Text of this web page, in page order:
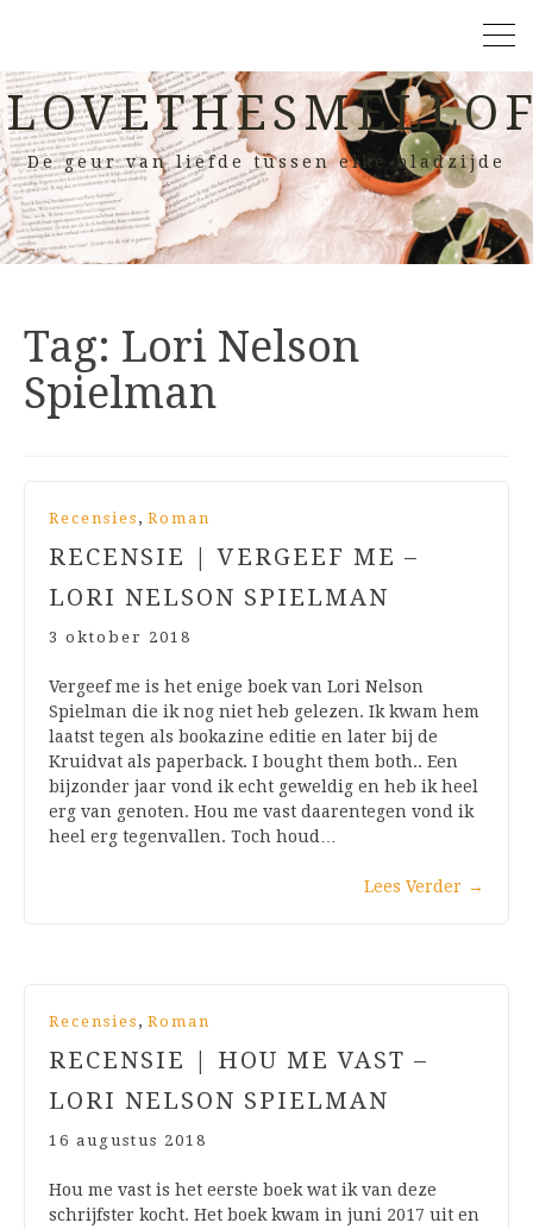
De geur van liefde tussen elke bladzijde
Tag: Lori Nelson
Spielman
Recensies , Roman
RECENSIE | VERGEEF ME –
LORI NELSON SPIELMAN
3 oktober 2018
Vergeef me is het enige boek van Lori Nelson
Spielman die ik nog niet heb gelezen. Ik kwam hem
laatst tegen als bookazine editie en later bij de
Kruidvat als paperback. I bought them both.. Een
bijzonder jaar vond ik echt geweldig en heb ik heel
erg van genoten. Hou me vast daarentegen vond ik
heel erg tegenvallen. Toch houd…
Lees Verder →
Recensies , Roman
RECENSIE | HOU ME VAST –
LORI NELSON SPIELMAN
16 augustus 2018
Hou me vast is het eerste boek wat ik van deze
schrijfster kocht. Het boek kwam in juni 2017 uit en